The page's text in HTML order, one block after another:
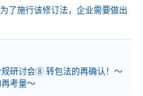
了施行该修订法，企业需要做出
规研讨会⑧ 转包法的再确认！～
考量～